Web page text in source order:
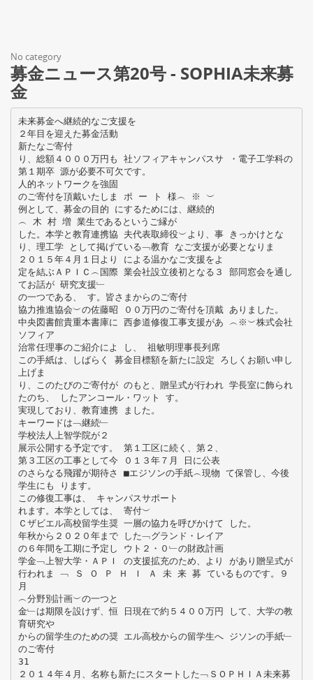
No category
募金ニュース第20号 - SOPHIA未来募
金
未来募金へ継続的なご支援を
２年目を迎えた募金活動
新たなご寄付
り、総額４０００万円も 社ソフィアキャンパスサ ・電子工学科の
第１期卒 源が必要不可欠です。
人的ネットワークを強固
のご寄付を頂戴いたしま ポ ー ト 様︵ ※ ︶
例として、募金の目的 にするためには、継続的
︵ 木 村 増 業生であるというご縁が
した。本学と教育連携協 夫代表取締役︶より、事 きっかけとな
り、理工学 として掲げている﹁教育 なご支援が必要となりま
２０１５年４月１日より による温かなご支援をよ
定を結ぶＡＰＩＣ︵国際 業会社設立後初となる３ 部同窓会を通し
てお話が 研究支援﹂
の一つである、 す。皆さまからのご寄付
協力推進協会︶の佐藤昭 ００万円のご寄付を頂戴 ありました。
中央図書館貴重本書庫に 西参道修復工事支援があ ︵※︶株式会社
ソフィア
治常任理事のご紹介によ し、 祖敏明理事長列席
この手紙は、しばらく 募金目標額を新たに設定 ろしくお願い申し
上げま
り、このたびのご寄付が のもと、贈呈式が行われ 学長室に飾られ
たのち、 したアンコール・ワット す。
実現しており、教育連携 ました。
キーワードは﹁継続﹂
学校法人上智学院が２
展示公開する予定です。 第１工区に続く、第２、
第３工区の工事として今 ０１３年７月 日に公表
のさらなる飛躍が期待さ ■エジソンの手紙︵現物 て保管し、今後
学生にも ります。
この修復工事は、 キャンパスサポート
れます。本学としては、 寄付︶
Ｃザビエル高校留学生奨 一層の協力を呼びかけて した。
年秋から２０２０年まで した﹁グランド・レイア
の６年間を工期に予定し ウト２・０﹂の財政計画
学金﹁上智大学・ＡＰＩ の支援拡充のため、より があり贈呈式が
行われま ﹁ Ｓ Ｏ Ｐ Ｈ Ｉ Ａ 未 来 募 ているものです。９
月
︵分野別計画︶の一つと
金﹂は期限を設けず、恒 日現在で約５４００万円 して、大学の教
育研究や
からの留学生のための奨 エル高校からの留学生へ ジソンの手紙﹂
のご寄付
31
２０１４年４月、名称も新たにスタートした﹁ＳＯＰＨＩＡ未来募